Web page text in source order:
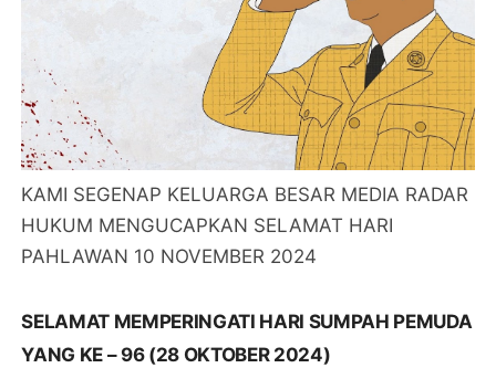
KAMI SEGENAP KELUARGA BESAR MEDIA RADAR
HUKUM MENGUCAPKAN SELAMAT HARI
PAHLAWAN 10 NOVEMBER 2024
SELAMAT MEMPERINGATI HARI SUMPAH PEMUDA
YANG KE – 96 (28 OKTOBER 2024)